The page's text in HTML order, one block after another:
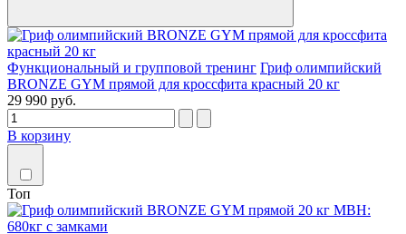
Функциональный и групповой тренинг Гриф олимпийский
BRONZE GYM прямой для кроссфита красный 20 кг
29 990 руб.
В корзину
Топ